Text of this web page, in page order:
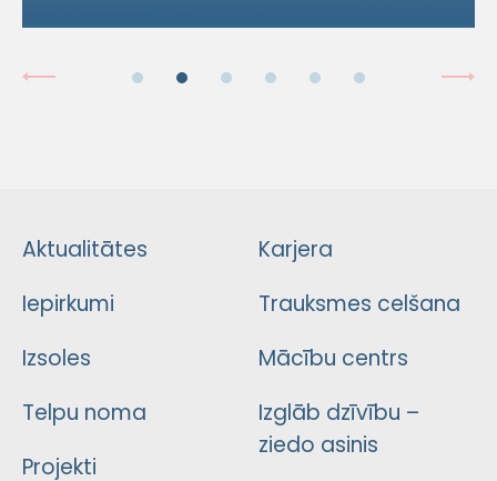
Aktualitātes
Iepirkumi
Izsoles
Telpu noma
Projekti
Karjera
Trauksmes celšana
Mācību centrs
Izglāb dzīvību –
ziedo asinis